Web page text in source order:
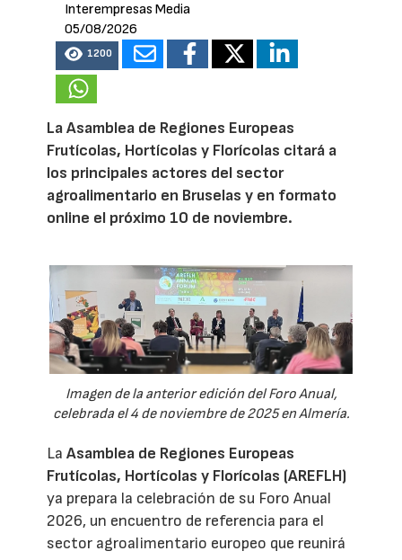
Interempresas Media
05/08/2026
1200
La Asamblea de Regiones Europeas
Frutícolas, Hortícolas y Florícolas citará a
los principales actores del sector
agroalimentario en Bruselas y en formato
online el próximo 10 de noviembre.
Imagen de la anterior edición del Foro Anual,
celebrada el 4 de noviembre de 2025 en Almería.
LaAsamblea de Regiones Europeas
Frutícolas, Hortícolas y Florícolas (AREFLH)
ya prepara la celebración de su Foro Anual
2026, un encuentro de referencia para el
sector agroalimentario europeo que reunirá